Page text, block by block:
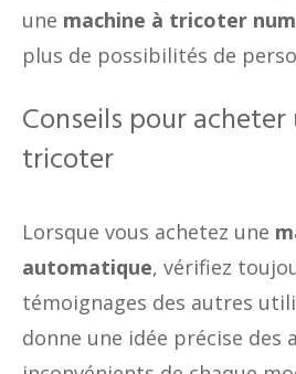
une machine à tricoter
plus de possibilités de
Conseils pour
tricoter
Lorsque vous achetez une
automatique, vérifiez
témoignages des autres
donne une idée précise des